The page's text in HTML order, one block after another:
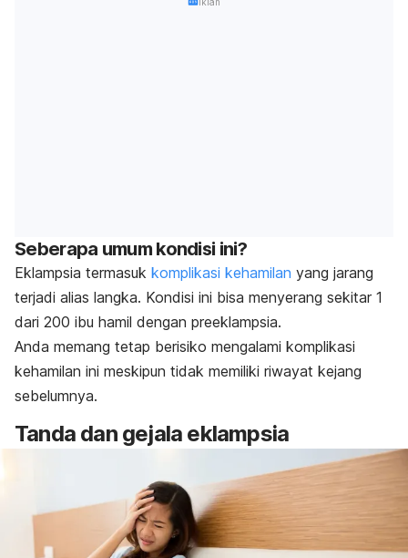
Seberapa umum kondisi ini?
Eklampsia termasuk komplikasi kehamilan yang jarang
terjadi alias langka. Kondisi ini bisa menyerang sekitar 1
dari 200 ibu hamil dengan preeklampsia.
Anda memang tetap berisiko mengalami komplikasi
kehamilan ini meskipun tidak memiliki riwayat kejang
sebelumnya.
Tanda dan gejala eklampsia